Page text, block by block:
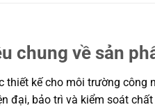
chung về sản
thiết kế cho môi trường
đại, bảo trì và kiểm soát